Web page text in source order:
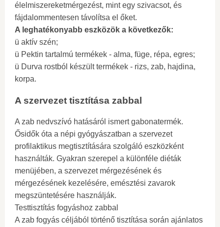
élelmiszereketmérgezést, mint egy szivacsot, és
fájdalommentesen távolítsa el őket.
A leghatékonyabb eszközök a következők:
ü aktív szén;
ü Pektin tartalmú termékek - alma, füge, répa, egres;
ü Durva rostból készült termékek - rizs, zab, hajdina,
korpa.
A szervezet tisztítása zabbal
A zab nedvszívó hatásáról ismert gabonatermék.
Ősidők óta a népi gyógyászatban a szervezet
profilaktikus megtisztítására szolgáló eszközként
használták. Gyakran szerepel a különféle diéták
menüjében, a szervezet mérgezésének és
mérgezésének kezelésére, emésztési zavarok
megszüntetésére használják.
Testtisztítás fogyáshoz zabbal
A zab fogyás céljából történő tisztítása során ajánlatos